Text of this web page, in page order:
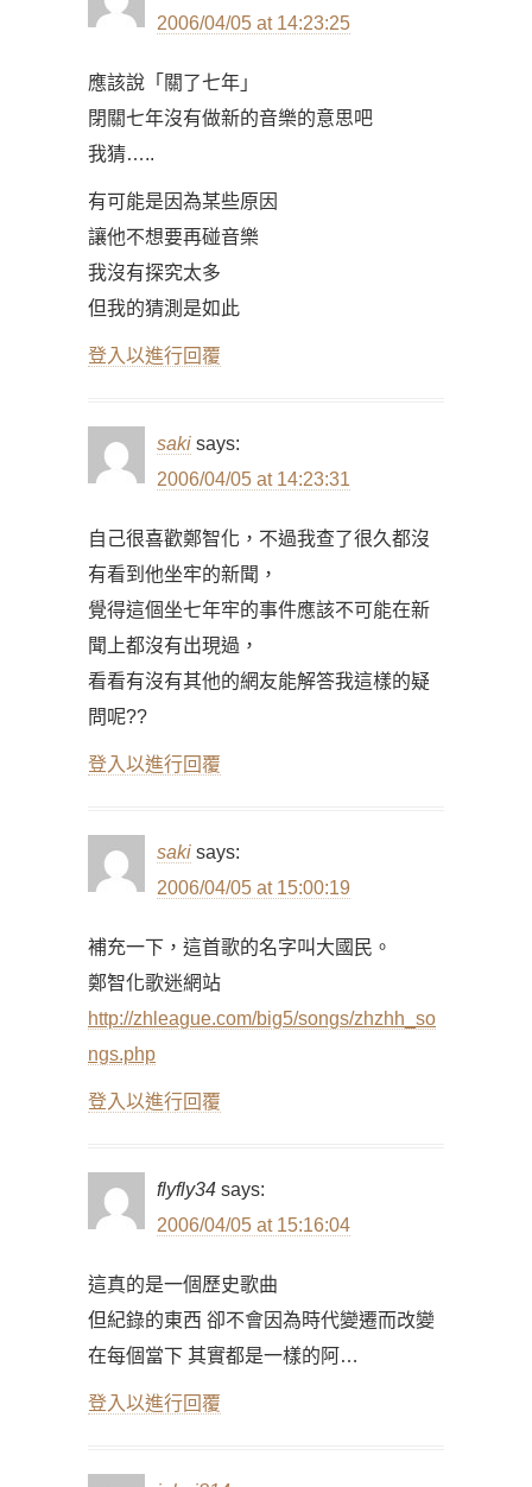
2006/04/05 at 14:23:25
應該說「關了七年」
閉關七年沒有做新的音樂的意思吧
我猜…..
有可能是因為某些原因
讓他不想要再碰音樂
我沒有探究太多
但我的猜測是如此
登入以進行回覆
saki says:
2006/04/05 at 14:23:31
自己很喜歡鄭智化，不過我查了很久都沒
有看到他坐牢的新聞，
覺得這個坐七年牢的事件應該不可能在新
聞上都沒有出現過，
看看有沒有其他的網友能解答我這樣的疑
問呢??
登入以進行回覆
saki says:
2006/04/05 at 15:00:19
補充一下，這首歌的名字叫大國民。
鄭智化歌迷網站
http://zhleague.com/big5/songs/zhzhh_so
ngs.php
登入以進行回覆
flyfly34 says:
2006/04/05 at 15:16:04
這真的是一個歷史歌曲
但紀錄的東西 卻不會因為時代變遷而改變
在每個當下 其實都是一樣的阿…
登入以進行回覆